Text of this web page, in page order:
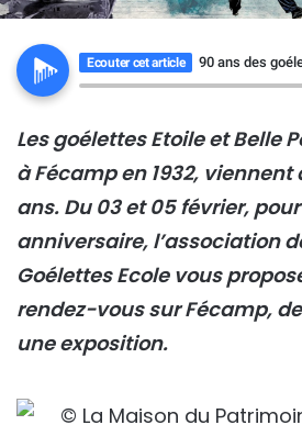
Ecouter cet article 90 ans des
Les goélettes Etoile et Belle
à Fécamp en 1932, viennent
ans. Du 03 et 05 février,
anniversaire, l’association
Goélettes Ecole vous
rendez-vous sur Fécamp,
une exposition.